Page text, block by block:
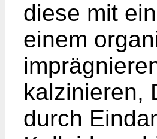
diese mit
einem
kalzinieren,
durch